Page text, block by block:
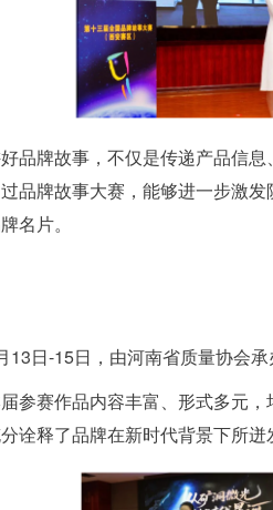
品牌故事，不仅是传递产品信
品牌故事大赛，能够进一步激
名片。
13日-15日，由河南省质量协会
参赛作品内容丰富、形式多元
诠释了品牌在新时代背景下所迸